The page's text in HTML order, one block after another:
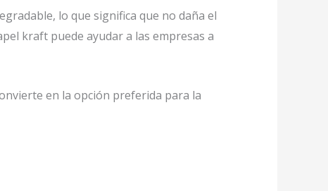
lo que significa que no daña el
kraft puede ayudar a las empresas a
en la opción preferida para la